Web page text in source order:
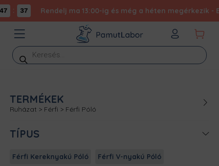
37 Rendelj ma 13:00-ig és még a héten megérkezik -
Products
search
TERMÉKEK
Ruházat > Férfi > Férfi Póló
TÍPUS
Férfi Kereknyakú Póló Férfi V-nyakú Póló